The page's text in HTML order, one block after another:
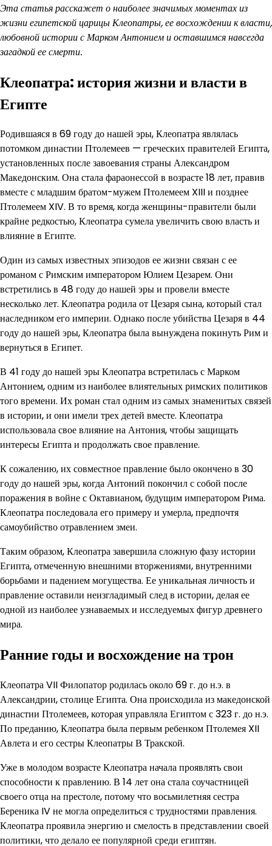
Эта статья расскажет о наиболее значимых моментах из
жизни египетской царицы Клеопатры, ее восхождении к власти,
любовной истории с Марком Антонием и оставшимся навсегда
загадкой ее смерти.
Клеопатра: история жизни и власти в
Египте
Родившаяся в 69 году до нашей эры, Клеопатра являлась
потомком династии Птолемеев — греческих правителей Египта,
установленных после завоевания страны Александром
Македонским. Она стала фараонессой в возрасте 18 лет, правив
вместе с младшим братом-мужем Птолемеем XIII и позднее
Птолемеем XIV. В то время, когда женщины-правители были
крайне редкостью, Клеопатра сумела увеличить свою власть и
влияние в Египте.
Один из самых известных эпизодов ее жизни связан с ее
романом с Римским императором Юлием Цезарем. Они
встретились в 48 году до нашей эры и провели вместе
несколько лет. Клеопатра родила от Цезаря сына, который стал
наследником его империи. Однако после убийства Цезаря в 44
году до нашей эры, Клеопатра была вынуждена покинуть Рим и
вернуться в Египет.
В 41 году до нашей эры Клеопатра встретилась с Марком
Антонием, одним из наиболее влиятельных римских политиков
того времени. Их роман стал одним из самых знаменитых связей
в истории, и они имели трех детей вместе. Клеопатра
использовала свое влияние на Антония, чтобы защищать
интересы Египта и продолжать свое правление.
К сожалению, их совместное правление было окончено в 30
году до нашей эры, когда Антоний покончил с собой после
поражения в войне с Октавианом, будущим императором Рима.
Клеопатра последовала его примеру и умерла, предпочтя
самоубийство отравлением змеи.
Таким образом, Клеопатра завершила сложную фазу истории
Египта, отмеченную внешними вторжениями, внутренними
борьбами и падением могущества. Ее уникальная личность и
правление оставили неизгладимый след в истории, делая ее
одной из наиболее узнаваемых и исследуемых фигур древнего
мира.
Ранние годы и восхождение на трон
Клеопатра VII Филопатор родилась около 69 г. до н.э. в
Александрии, столице Египта. Она происходила из македонской
династии Птолемеев, которая управляла Египтом с 323 г. до н.э.
По преданию, Клеопатра была первым ребенком Птолемея XII
Авлета и его сестры Клеопатры В Тракской.
Уже в молодом возрасте Клеопатра начала проявлять свои
способности к правлению. В 14 лет она стала соучастницей
своего отца на престоле, потому что восьмилетняя сестра
Береника IV не могла определиться с трудностями правления.
Клеопатра проявила энергию и смелость в представлении своей
политики, что делало ее популярной среди египтян.